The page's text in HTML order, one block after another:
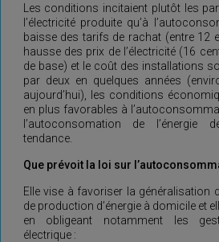
Les conditions incitaient plutôt les
l’électricité produite qu’à
baisse des tarifs de rachat (entre 12
hausse des prix de l’électricité (16
de base) et le coût des installations
par deux en quelques années
aujourd’hui), les conditions
en plus favorables à
l’autoconsomation de l’énergie
tendance.
Que prévoit la loi sur
Elle vise à favoriser la généralisation
de production d’énergie à domicile et
en obligeant notamment les
électrique :